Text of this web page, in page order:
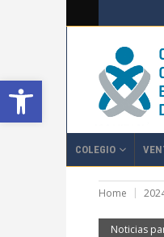
Abrir barra de
COLEGIO
Home
Noticias